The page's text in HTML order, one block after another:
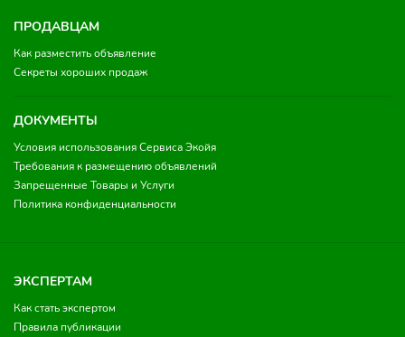
ПРОДАВЦАМ
Как разместить объявление
Секреты хороших продаж
ДОКУМЕНТЫ
Условия использования Сервиса Экойя
Требования к размещению объявлений
Запрещенные Товары и Услуги
Политика конфиденциальности
ЭКСПЕРТАМ
Как стать экспертом
Правила публикации